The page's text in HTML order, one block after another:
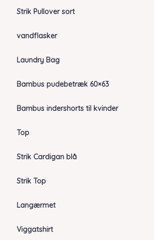
Strik Pullover sort
vandflasker
Laundry Bag
Bambus pudebetræk 60×63
Bambus indershorts til kvinder
Top
Strik Cardigan blå
Strik Top
Langærmet
Viggatshirt